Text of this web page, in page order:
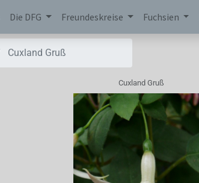
Die DFG Freundeskreise Fuchsien
Cuxland Gruß
Cuxland Gruß